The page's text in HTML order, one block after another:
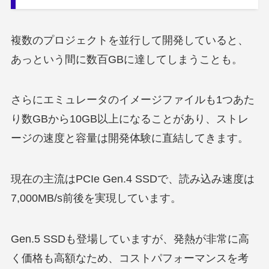
複数のプロジェクトを並行して開発していると、
あっという間に数百GBに達してしまうことも。
さらにエミュレータのイメージファイルも1つあた
り数GBから10GB以上になることがあり、ストレ
ージの速度と容量は開発体験に直結してきます。
現在の主流はPCIe Gen.4 SSDで、読み込み速度は
7,000MB/s前後を実現しています。
Gen.5 SSDも登場していますが、発熱が非常に高
く価格も高額なため、コストパフォーマンスを考